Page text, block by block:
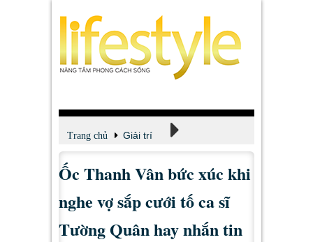
Trang chủ Giải trí
Xem - Nghe - Đọc
Ốc Thanh Vân bức xúc khi
nghe vợ sắp cưới tố ca sĩ
Tường Quân hay nhắn tin